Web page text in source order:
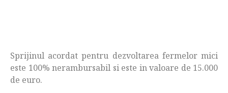
Sprijinul acordat pentru dezvoltarea fermelor mici
este 100% nerambursabil si este in valoare de 15.000
de euro.